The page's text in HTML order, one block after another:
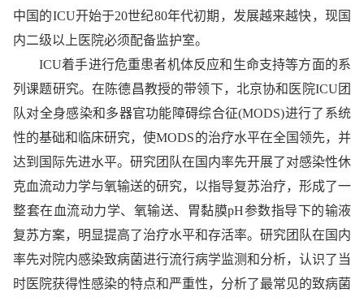
中国的ICU开始于20世纪80年代初期，发展越来越快，现国
内二级以上医院必须配备监护室。
ICU着手进行危重患者机体反应和生命支持等方面的系
列课题研究。在陈德昌教授的带领下，北京协和医院ICU团
队对全身感染和多器官功能障碍综合征(MODS)进行了系统
性的基础和临床研究，使MODS的治疗水平在全国领先，并
达到国际先进水平。研究团队在国内率先开展了对感染性休
克血流动力学与氧输送的研究，以指导复苏治疗，形成了一
整套在血流动力学、氧输送、胃黏膜pH参数指导下的输液
复苏方案，明显提高了治疗水平和存活率。研究团队在国内
率先对院内感染致病菌进行流行病学监测和分析，认识了当
时医院获得性感染的特点和严重性，分析了最常见的致病菌